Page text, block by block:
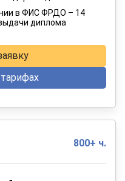
на 12 месяцев
в ФИС ФРДО – 14
диплома
800+ ч.